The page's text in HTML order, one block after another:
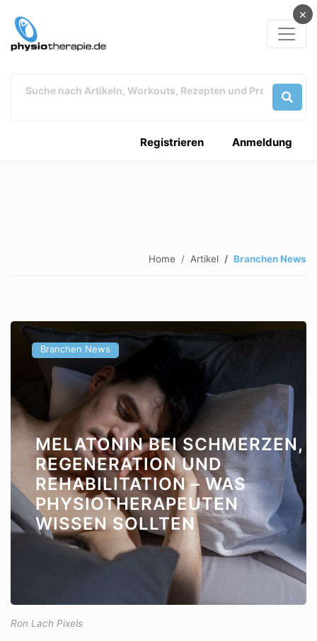
Anmeldung
Registrieren
Home Artikel Branchen News
Branchen News
MELATONIN BEI SCHMERZEN,
REGENERATION UND
REHABILITATION – WAS
PHYSIOTHERAPEUTEN
WISSEN SOLLTEN
Ron Lach Pixels
×